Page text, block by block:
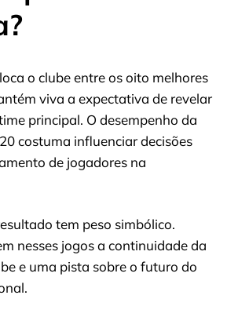
o clube entre os oito melhores
viva a expectativa de revelar
principal. O desempenho da
costuma influenciar decisões
de jogadores na
tem peso simbólico.
nesses jogos a continuidade da
e uma pista sobre o futuro do